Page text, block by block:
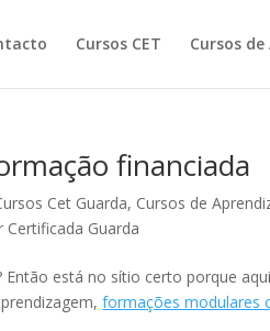
Cursos CET Cursos
financiada
Cet Guarda, Cursos de
Guarda
está no sítio certo porque
formações modulares